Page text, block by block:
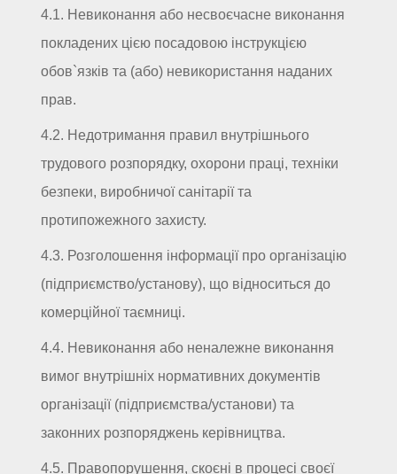
4.1. Невиконання або несвоєчасне виконання
покладених цією посадовою інструкцією
обов`язків та (або) невикористання наданих
прав.
4.2. Недотримання правил внутрішнього
трудового розпорядку, охорони праці, техніки
безпеки, виробничої санітарії та
протипожежного захисту.
4.3. Розголошення інформації про організацію
(підприємство/установу), що відноситься до
комерційної таємниці.
4.4. Невиконання або неналежне виконання
вимог внутрішніх нормативних документів
організації (підприємства/установи) та
законних розпоряджень керівництва.
4.5. Правопорушення, скоєні в процесі своєї